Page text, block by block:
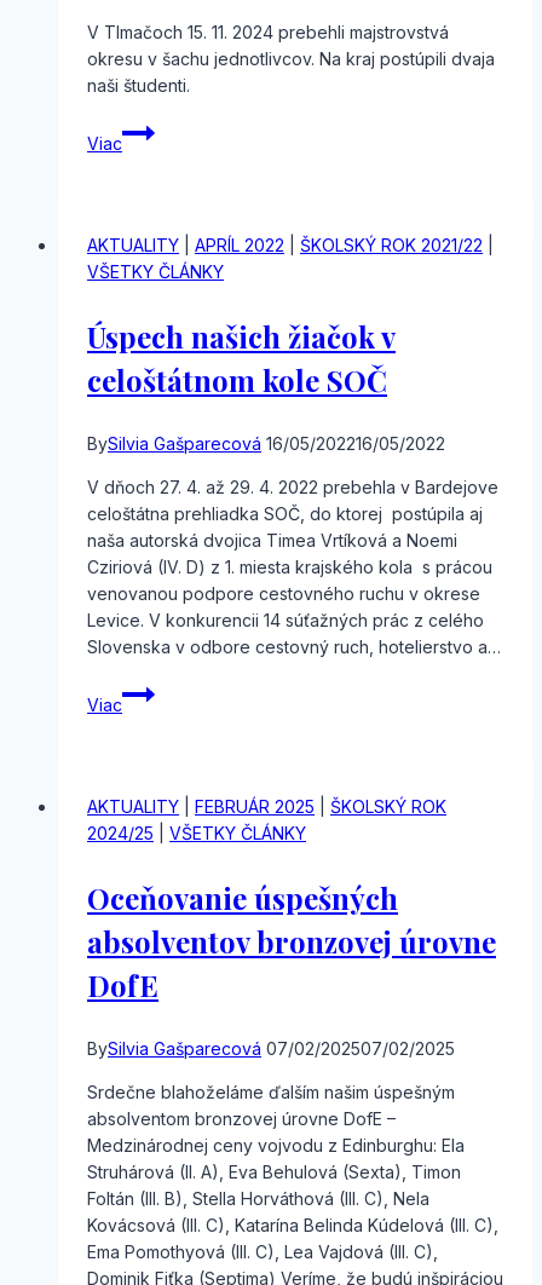
V Tlmačoch 15. 11. 2024 prebehli majstrovstvá
okresu v šachu jednotlivcov. Na kraj postúpili dvaja
naši študenti.
Viac
Majstrovstvá
okresu
AKTUALITY
APRÍL 2022 ŠKOLSKÝ ROK 2021/22
VŠETKY ČLÁNKY
Úspech našich žiačok v
celoštátnom kole SOČ
BySilvia Gašparecová 16/05/202216/05/2022
V dňoch 27. 4. až 29. 4. 2022 prebehla v Bardejove
celoštátna prehliadka SOČ, do ktorej postúpila aj
naša autorská dvojica Timea Vrtíková a Noemi
Cziriová (IV. D) z 1. miesta krajského kola s prácou
venovanou podpore cestovného ruchu v okrese
Levice. V konkurencii 14 súťažných prác z celého
Slovenska v odbore cestovný ruch, hotelierstvo a…
Viac
Úspech
našich
celoštátnom
kole
SOČ
AKTUALITY FEBRUÁR 2025
ŠKOLSKÝ ROK
2024/25
VŠETKY ČLÁNKY
Oceňovanie úspešných
absolventov bronzovej úrovne
DofE
BySilvia Gašparecová 07/02/202507/02/2025
Srdečne blahoželáme ďalším našim úspešným
absolventom bronzovej úrovne DofE –
Medzinárodnej ceny vojvodu z Edinburghu: Ela
Struhárová (II. A), Eva Behulová (Sexta), Timon
Foltán (III. B), Stella Horváthová (III. C), Nela
Kovácsová (III. C), Katarína Belinda Kúdelová (III. C),
Ema Pomothyová (III. C), Lea Vajdová (III. C),
Dominik Fiťka (Septima) Veríme, že budú inšpiráciou